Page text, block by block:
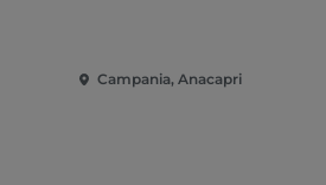
Campania, Anacapri